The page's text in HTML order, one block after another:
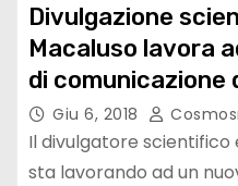
Divulgazione
Macaluso lavora
di comunicazione
Giu 6, 2018
Il divulgatore
sta lavorando ad un